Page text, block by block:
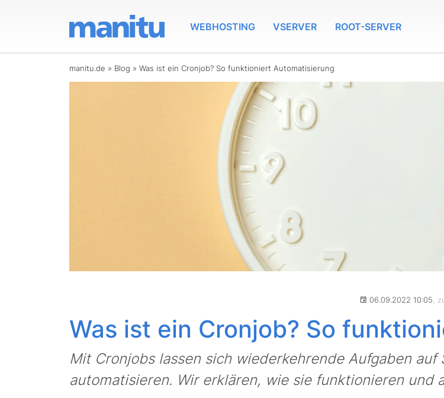
WEBHOSTING VSERVER ROOT-SERVER
manitu.de » Blog » Was ist ein Cronjob? So funktioniert Automatisierung
06.09.2022 10:05 ,
Was ist ein Cronjob? So
Mit Cronjobs lassen sich wiederkehrende Aufgaben
automatisieren. Wir erklären, wie sie funktionieren und